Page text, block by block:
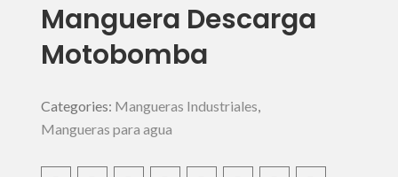
Manguera Descarga
Motobomba
Categories: Mangueras Industriales,
Mangueras para agua